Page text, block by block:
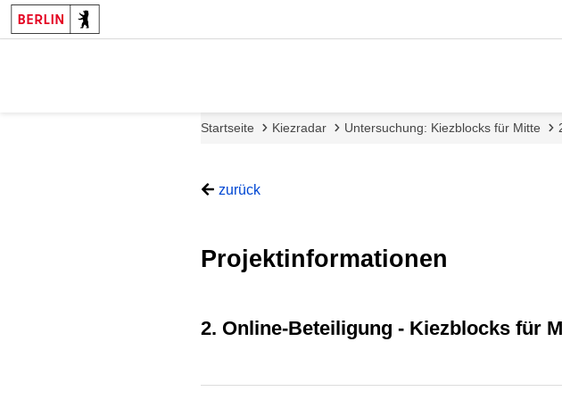
Startseite Kiezradar Untersuchung: Kiezblocks für Mitte
zurück
Projektinformationen
2. Online-Beteiligung - Kiezblocks für